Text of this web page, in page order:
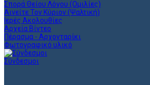
Σπορά Θείου Λόγου (Ομιλίες)
Αινείτε Τον Κύριον (Ψαλτική)
Ιερές Ακολουθίες
Αρχεία Βίντεο
Πέρασμα - Αρχονταρίκι
Φωτογραφικό υλικό
Σύνδεσμοι